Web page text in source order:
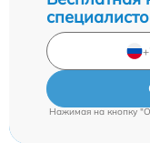
Нажимая на кнопку